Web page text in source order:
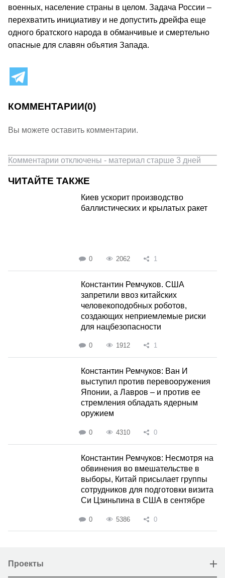
военных, население страны в целом. Задача России –
перехватить инициативу и не допустить дрейфа еще
одного братского народа в обманчивые и смертельно
опасные для славян объятия Запада.
КОММЕНТАРИИ(0)
Вы можете оставить комментарии.
Комментарии отключены - материал старше 3 дней
ЧИТАЙТЕ ТАКЖЕ
Киев ускорит производство
баллистических и крылатых ракет
0 2062 1
Константин Ремчуков. США
запретили ввоз китайских
человекоподобных роботов,
создающих неприемлемые риски
для нацбезопасности
0 1912 1
Константин Ремчуков: Ван И
выступил против перевооружения
Японии, а Лавров – и против ее
стремления обладать ядерным
оружием
0 4310 0
Константин Ремчуков: Несмотря на
обвинения во вмешательстве в
выборы, Китай присылает группы
сотрудников для подготовки визита
Си Цзиньпина в США в сентябре
0 5386 0
Проекты